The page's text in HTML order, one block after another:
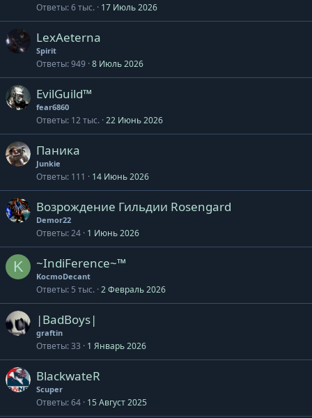
Ответы 6 тыс. 17 Июль 2026
LexAeterna
Spirit
Ответы 949 8 Июль 2026
EvilGuild™
fear6860
Ответы 12 тыс. 22 Июнь 2026
Паника
Junkie
Ответы 111 14 Июнь 2026
Возрождение Гильдии Rosengard
Demor22
Ответы 24 1 Июнь 2026
K ~IndiFerence~™
KocmoDecant
Ответы 5 тыс. 2 Февраль 2026
|BadBoys|
graftin
Ответы 33 1 Январь 2026
BlackwateR
Scuper
Ответы 64 15 Август 2025